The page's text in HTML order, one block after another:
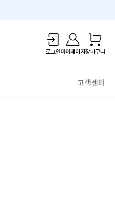
로그인마이페이지장바구니
고객센터